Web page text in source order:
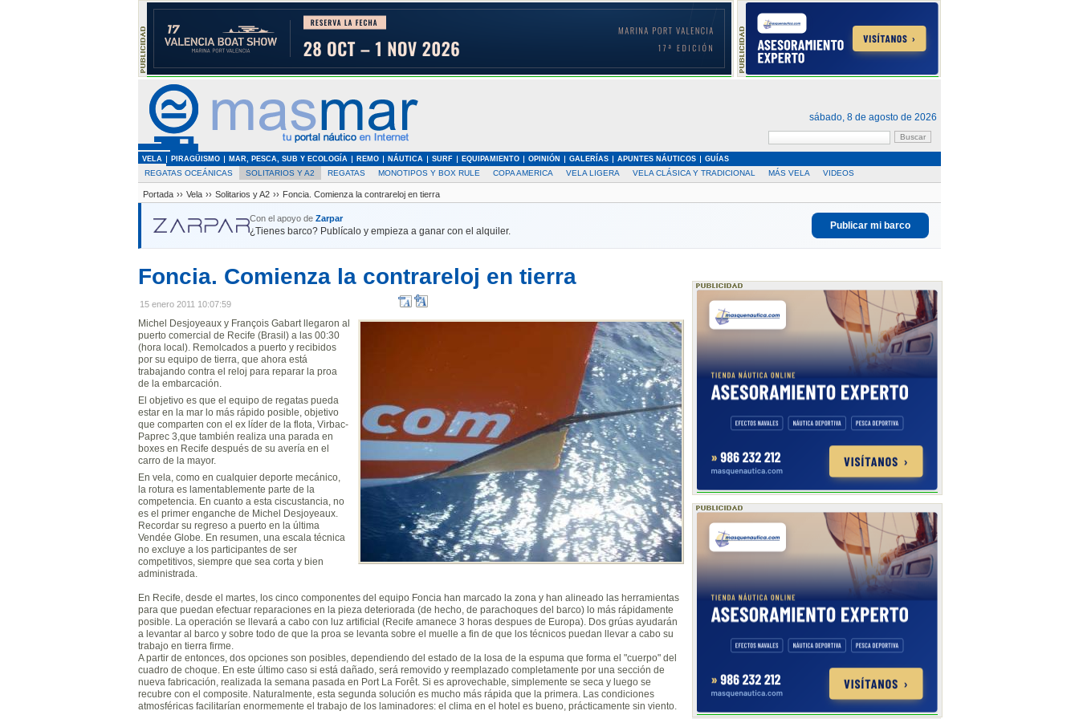
sábado, 8 de agosto de 2026
VELA PIRAGÜISMO MAR, PESCA, SUB Y ECOLOGÍA REMO NÁUTICA SURF EQUIPAMIENTO OPINIÓN GALERÍAS APUNTES NÁUTICOS GUÍAS
REGATAS OCEÁNICAS SOLITARIOS Y A2 REGATAS MONOTIPOS Y BOX RULE COPA AMERICA VELA LIGERA VELA CLÁSICA Y TRADICIONAL MÁS VELA VIDEOS
Portada ›› Vela ›› Solitarios y A2 ›› Foncia. Comienza la contrareloj en tierra
Con el apoyo de Zarpar
¿Tienes barco? Publícalo y empieza a ganar con el alquiler.
Publicar mi barco
Foncia. Comienza la contrareloj en tierra
15 enero 2011 10:07:59
Michel Desjoyeaux y François Gabart llegaron al
puerto comercial de Recife (Brasil) a las 00:30
(hora local). Remolcados a puerto y recibidos
por su equipo de tierra, que ahora está
trabajando contra el reloj para reparar la proa
de la embarcación.
El objetivo es que el equipo de regatas pueda
estar en la mar lo más rápido posible, objetivo
que comparten con el ex líder de la flota, Virbac-
Paprec 3,que también realiza una parada en
boxes en Recife después de su avería en el
carro de la mayor.
En vela, como en cualquier deporte mecánico,
la rotura es lamentablemente parte de la
competencia. En cuanto a esta ciscustancia, no
es el primer enganche de Michel Desjoyeaux.
Recordar su regreso a puerto en la última
Vendée Globe. En resumen, una escala técnica
no excluye a los participantes de ser
competitivos, siempre que sea corta y bien
administrada.
En Recife, desde el martes, los cinco componentes del equipo Foncia han marcado la zona y han alineado las herramientas
para que puedan efectuar reparaciones en la pieza deteriorada (de hecho, de parachoques del barco) lo más rápidamente
posible. La operación se llevará a cabo con luz artificial (Recife amanece 3 horas despues de Europa). Dos grúas ayudarán
a levantar al barco y sobre todo de que la proa se levanta sobre el muelle a fin de que los técnicos puedan llevar a cabo su
trabajo en tierra firme.
A partir de entonces, dos opciones son posibles, dependiendo del estado de la losa de la espuma que forma el "cuerpo" del
cuadro de choque. En este último caso si está dañado, será removido y reemplazado completamente por una sección de
nueva fabricación, realizada la semana pasada en Port La Forêt. Si es aprovechable, simplemente se seca y luego se
recubre con el composite. Naturalmente, esta segunda solución es mucho más rápida que la primera. Las condiciones
atmosféricas facilitarían enormemente el trabajo de los laminadores: el clima en el hotel es bueno, prácticamente sin viento.